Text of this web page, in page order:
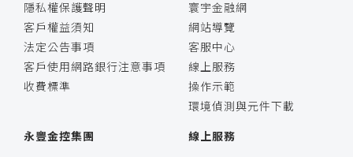
隱私權保護聲明
客戶權益須知
法定公告事項
客戶使用網路銀行注意事項
收費標準
寰宇金融網
網站導覽
客服中心
線上服務
操作示範
環境偵測與元件下載
永豐金控集團 線上服務